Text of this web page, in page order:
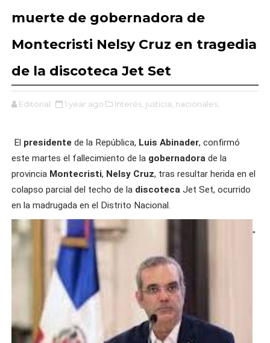
muerte de gobernadora de
Montecristi Nelsy Cruz en tragedia
de la discoteca Jet Set
Editorial 1 year ago Interés, justicia, nacionales,
El presidente de la República, Luis Abinader, confirmó
este martes el fallecimiento de la gobernadora de la
provincia Montecristi, Nelsy Cruz, tras resultar herida en el
colapso parcial del techo de la discoteca Jet Set, ocurrido
en la madrugada en el Distrito Nacional.
"